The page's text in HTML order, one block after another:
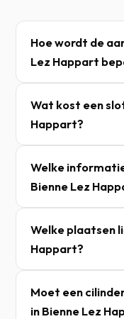
Hoe wordt de
Lez Happart
Wat kost een
Happart?
Welke
Bienne Lez
Welke plaatsen
Happart?
Moet een
in Bienne Lez